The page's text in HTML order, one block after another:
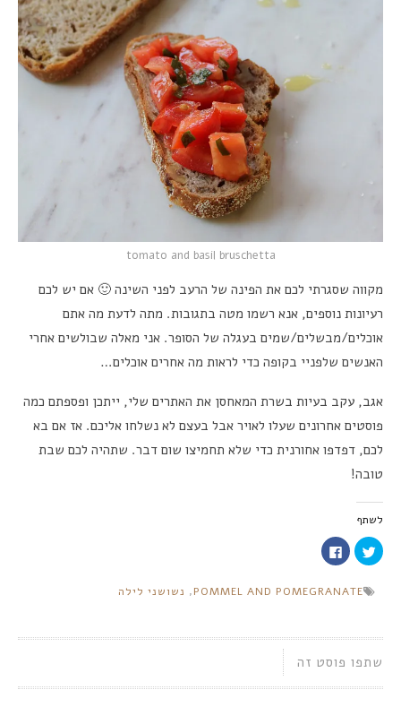
tomato and basil bruschetta
מקווה שסגרתי לכם את הפינה של הרעב לפני השינה 🙂 אם יש לכם
רעיונות נוספים, אנא רשמו מטה בתגובות. מתה לדעת מה אתם
אוכלים/מבשלים/שמים בעגלה של הסופר. אני מאלה שבולשים אחרי
האנשים שלפניי בקופה כדי לראות מה אחרים אוכלים…
אגב, עקב בעיות בשרת המאחסן את האתרים שלי, ייתכן ופספתם כמה
פוסטים אחרונים שעלו לאויר אבל בעצם לא נשלחו אליכם. אז אם בא
לכם, דפדפו אחורנית כדי שלא תחמיצו שום דבר. שתהיה לכם שבת
טובה!
לשתף
לחצו
כדי
לשתף
(נפתח
לחיצה
לשיתוף
בחלון
POMMEL AND POMEGRANATE
, נשושני לילה
שתפו פוסט זה